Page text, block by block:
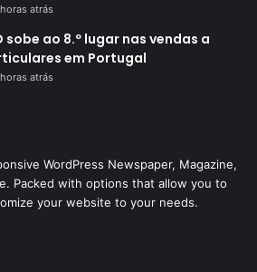
atrás
sobe ao 8.º lugar nas vendas a
em Portugal
atrás
WordPress Newspaper, Magazine,
Packed with options that allow you to
your website to your needs.